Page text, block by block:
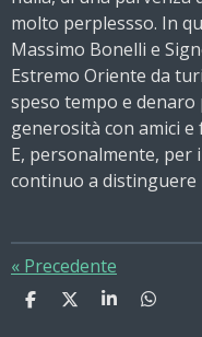
molto perplessso. In
Massimo Bonelli e
Estremo Oriente da
speso tempo e
generosità con amici e
E, personalmente, per
continuo a distinguere
« Precedente
C
C
C
C